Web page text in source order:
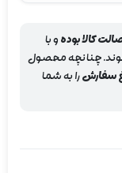
و با
چنانچه محصول
سفارشرا به شما